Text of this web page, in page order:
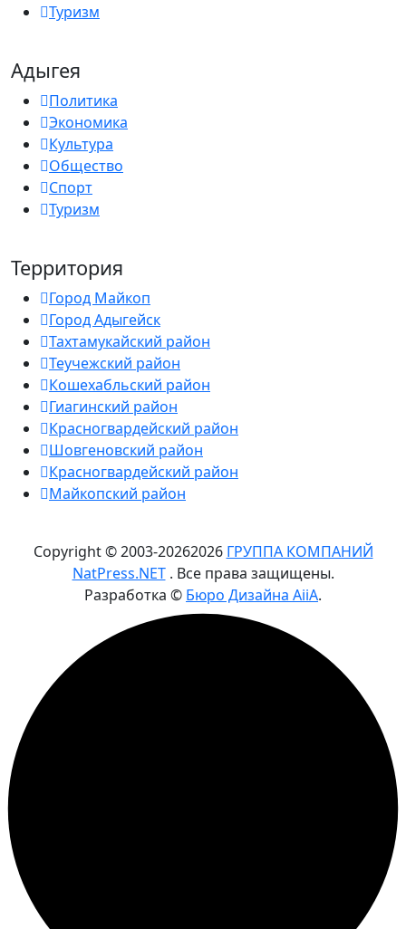
Туризм
Адыгея
Политика
Экономика
Культура
Общество
Спорт
Туризм
Территория
Город Майкоп
Город Адыгейск
Тахтамукайский район
Теучежский район
Кошехабльский район
Гиагинский район
Красногвардейский район
Шовгеновский район
Красногвардейский район
Майкопский район
Copyright © 2003-20262026 ГРУППА КОМПАНИЙ
NatPress.NET. Все права защищены.
Разработка © Бюро Дизайна AiiA.